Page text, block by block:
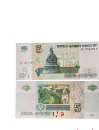
1 / 9